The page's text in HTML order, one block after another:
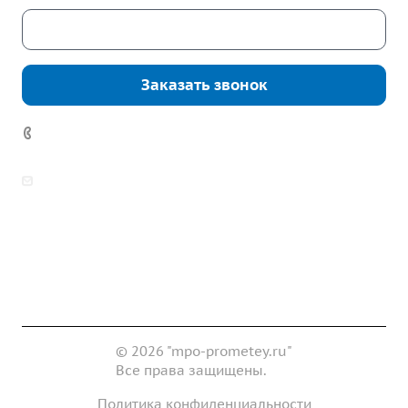
Заказать звонок
© 2026 "mpo-prometey.ru"
Все права защищены.
Политика конфиденциальности